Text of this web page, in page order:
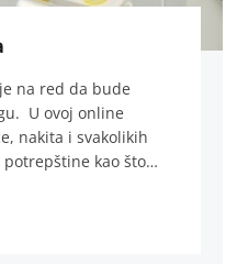
na red da bude
U ovoj online
nakita i svakolikih
potrepštine kao što…